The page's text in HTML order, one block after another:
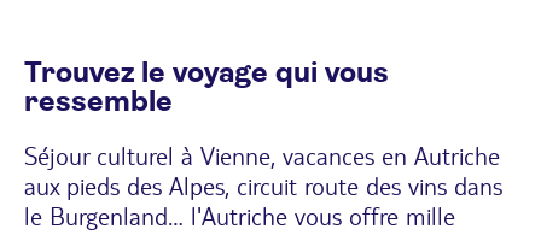
Trouvez le voyage qui vous
ressemble
Séjour culturel à Vienne, vacances en Autriche
aux pieds des Alpes, circuit route des vins dans
le Burgenland… l'Autriche vous offre mille